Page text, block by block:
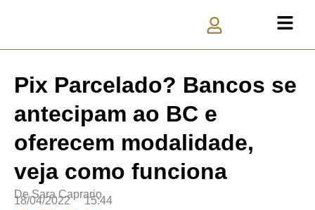
Pix Parcelado? Bancos se
antecipam ao BC e
oferecem modalidade,
veja como funciona
DeSara Caprario
18/04/2022 15:44